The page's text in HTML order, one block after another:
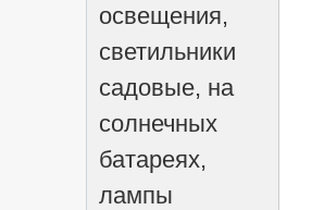
освещения,
светильники
садовые, на
солнечных
батареях,
лампы